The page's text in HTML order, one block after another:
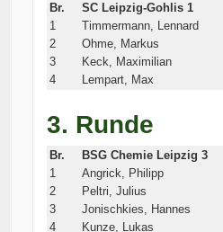
Br.
SC Leipzig-Gohlis 1
1
Timmermann, Lennard
2
Ohme, Markus
3
Keck, Maximilian
4
Lempart, Max
3. Runde
Br.
BSG Chemie Leipzig 3
1
Angrick, Philipp
2
Peltri, Julius
3
Jonischkies, Hannes
4
Kunze, Lukas